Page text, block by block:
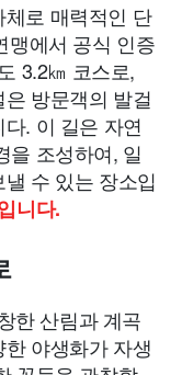
로 매력적인 단
맹에서 공식 인증
3.2㎞ 코스로,
방문객의 발걸
. 이 길은 자연
을 조성하여, 일
수 있는 장소입
니다.
한 산림과 계곡
야생화가 자생